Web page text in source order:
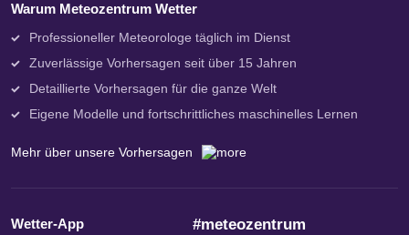
Warum Meteozentrum Wetter
Professioneller Meteorologe täglich im Dienst
Zuverlässige Vorhersagen seit über 15 Jahren
Detaillierte Vorhersagen für die ganze Welt
Eigene Modelle und fortschrittliches maschinelles Lernen
Mehr über unsere Vorhersagen
Wetter-App #meteozentrum